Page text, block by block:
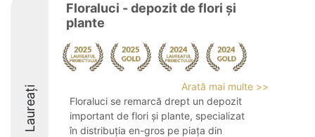
Laureați
Floraluci - depozit de flori și
plante
Arată mai multe >>
Floraluci se remarcă drept un depozit
important de flori și plante, specializat
în distribuția en-gros pe piața din